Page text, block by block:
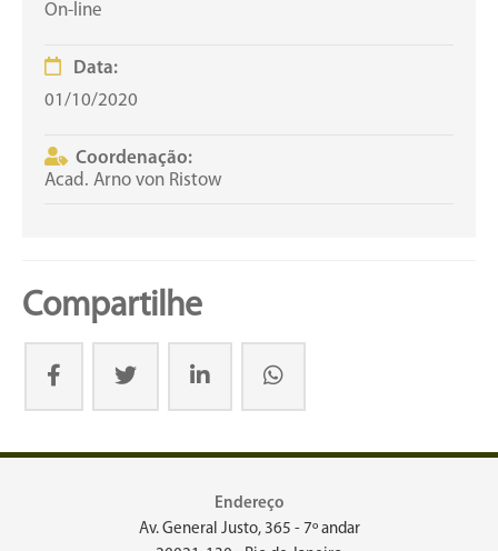
On-line
Data:
01/10/2020
Coordenação:
Acad. Arno von Ristow
Compartilhe
Endereço
Av. General Justo, 365 - 7º andar